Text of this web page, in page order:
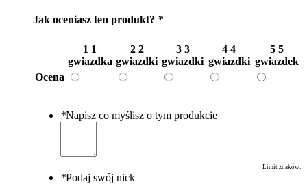
Jak oceniasz ten produkt? *
1 1
gwiazdka
2 2
gwiazdki
3 3
gwiazdki
4 4
gwiazdki
5 5
gwiazdek
Ocena
*Napisz co myślisz o tym produkcie
Limit znaków:
*Podaj swój nick